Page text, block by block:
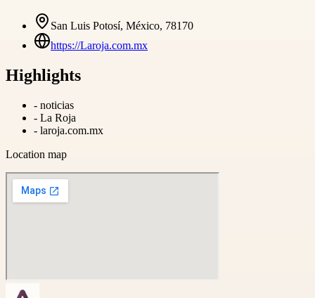
San Luis Potosí, México, 78170
https://Laroja.com.mx
Highlights
- noticias
- La Roja
- laroja.com.mx
Location map